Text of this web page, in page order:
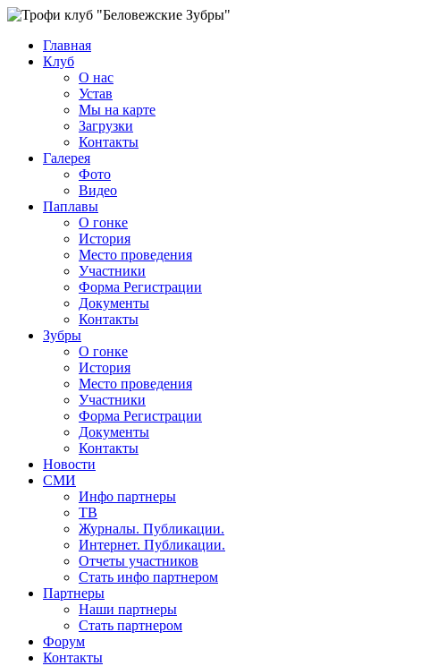
Главная
Клуб
О нас
Устав
Мы на карте
Загрузки
Контакты
Галерея
Фото
Видео
Паплавы
О гонке
История
Место проведения
Участники
Форма Регистрации
Документы
Контакты
Зубры
О гонке
История
Место проведения
Участники
Форма Регистрации
Документы
Контакты
Новости
СМИ
Инфо партнеры
ТВ
Журналы. Публикации.
Интернет. Публикации.
Отчеты участников
Стать инфо партнером
Партнеры
Наши партнеры
Стать партнером
Форум
Контакты